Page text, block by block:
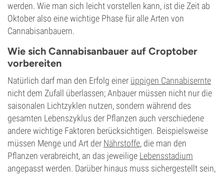
werden. Wie man sich leicht vorstellen kann, ist die Zeit ab
Oktober also eine wichtige Phase für alle Arten von
Cannabisanbauern.
Wie sich Cannabisanbauer auf Croptober
vorbereiten
Natürlich darf man den Erfolg einer üppigen Cannabisernte
nicht dem Zufall überlassen; Anbauer müssen nicht nur die
saisonalen Lichtzyklen nutzen, sondern während des
gesamten Lebenszyklus der Pflanzen auch verschiedene
andere wichtige Faktoren berücksichtigen. Beispielsweise
müssen Menge und Art der Nährstoffe, die man den
Pflanzen verabreicht, an das jeweilige Lebensstadium
angepasst werden. Darüber hinaus muss sichergestellt sein,